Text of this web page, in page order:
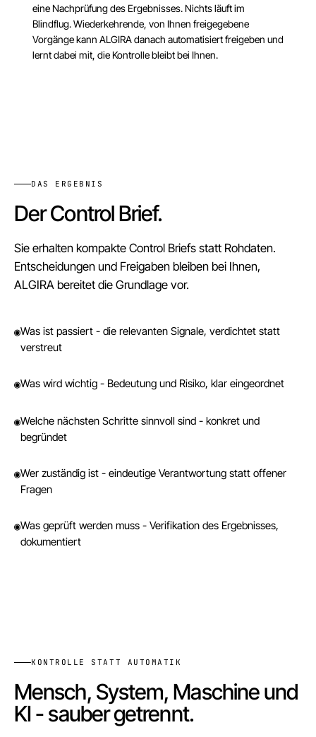
eine Nachprüfung des Ergebnisses. Nichts läuft im
Blindflug. Wiederkehrende, von Ihnen freigegebene
Vorgänge kann ALGIRA danach automatisiert freigeben und
lernt dabei mit, die Kontrolle bleibt bei Ihnen.
DAS ERGEBNIS
Der Control Brief.
Sie erhalten kompakte Control Briefs statt Rohdaten.
Entscheidungen und Freigaben bleiben bei Ihnen,
ALGIRA bereitet die Grundlage vor.
◉Was ist passiert - die relevanten Signale, verdichtet statt
verstreut
◉Was wird wichtig - Bedeutung und Risiko, klar eingeordnet
◉Welche nächsten Schritte sinnvoll sind - konkret und
begründet
◉Wer zuständig ist - eindeutige Verantwortung statt offener
Fragen
◉Was geprüft werden muss - Verifikation des Ergebnisses,
dokumentiert
KONTROLLE STATT AUTOMATIK
Mensch, System, Maschine und
KI - sauber getrennt.